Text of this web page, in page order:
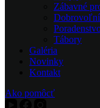
Zábavné
Tábory
Galéria
Novinky
Kontakt
Ako pomôcť